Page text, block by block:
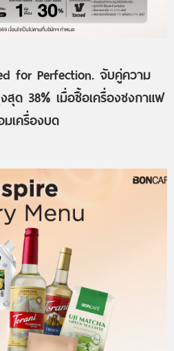
for Perfection. จับคู่ความ
ด 38% เมื่อซื้อเครื่องชงกาแฟ
เครื่องบด